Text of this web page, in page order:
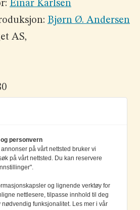
Einar Karlsen
Bjørn Ø. Andersen
AS,
6, 1396 Billingstad
personvern
på vårt nettsted bruker vi
på vårt nettsted. Du kan reservere
og lignende verktøy for
nettlesere, tilpasse innhold til deg
funksjonalitet. Les mer i vår